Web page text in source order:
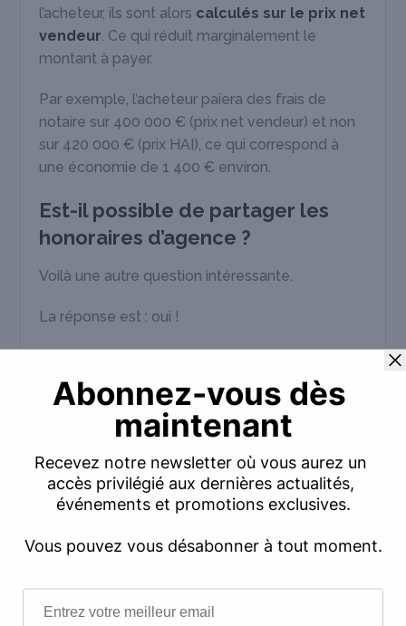
l’acheteur, ils sont alors calculés sur le prix net
vendeur. Ce qui réduit marginalement le
montant à payer.
Par exemple, l’acheteur paiera des frais de
notaire sur 400 000 € (prix net vendeur) et non
sur 420 000 € (prix HAI), ce qui correspond à
une économie de 1 400 € environ.
Est-il possible de partager les
honoraires d’agence ?
Voilà une autre question intéressante.
La réponse est : oui !
contrées, rien ne vous interdit de
négocier
avec votre acheteur une répartition
équitable des frais d’agence immobilière
Ce modèle économique, qui est plus répandu à
l’étranger, commence doucement à progresser
en France. En particulier lorsque les deux parties
souhaitent équilibrer l’effort financier.